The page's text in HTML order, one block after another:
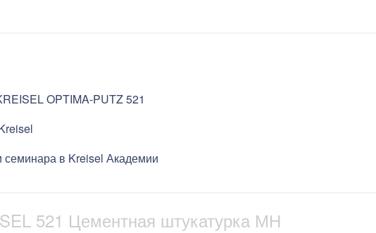
OPTIMA-PUTZ 521
в Kreisel Академии
521 Цементная штукатурка МН